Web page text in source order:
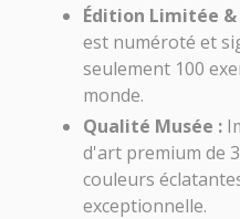
Édition Limitée &
est numéroté et
seulement 100
monde.
Qualité Musée :
d'art premium de
couleurs
exceptionnelle.